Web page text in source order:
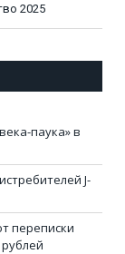
2025
паука» в
J-
переписки